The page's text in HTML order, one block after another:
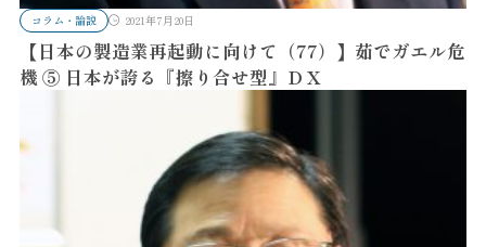
コラム・論説 2021年7月20日
【日本の製造業再起動に向けて（77）】茹でガエル危
機 ⑤ 日本が誇る『擦り合せ型』ＤＸ